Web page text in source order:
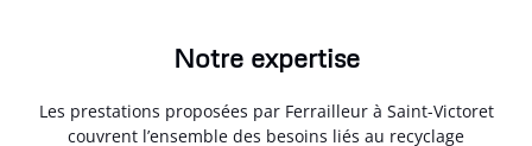
Notre expertise
Les prestations proposées par Ferrailleur à Saint-Victoret
couvrent l’ensemble des besoins liés au recyclage